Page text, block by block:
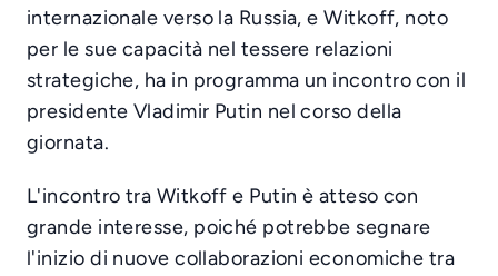
internazionale verso la Russia, e Witkoff, noto
per le sue capacità nel tessere relazioni
strategiche, ha in programma un incontro con il
presidente Vladimir Putin nel corso della
giornata.
L'incontro tra Witkoff e Putin è atteso con
grande interesse, poiché potrebbe segnare
l'inizio di nuove collaborazioni economiche tra